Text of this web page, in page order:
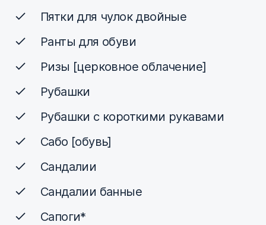
Пятки для чулок двойные
Ранты для обуви
Ризы [церковное облачение]
Рубашки
Рубашки с короткими рукавами
Сабо [обувь]
Сандалии
Сандалии банные
Сапоги*